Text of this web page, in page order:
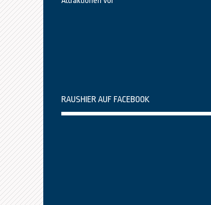
RAUSHIER AUF FACEBOOK